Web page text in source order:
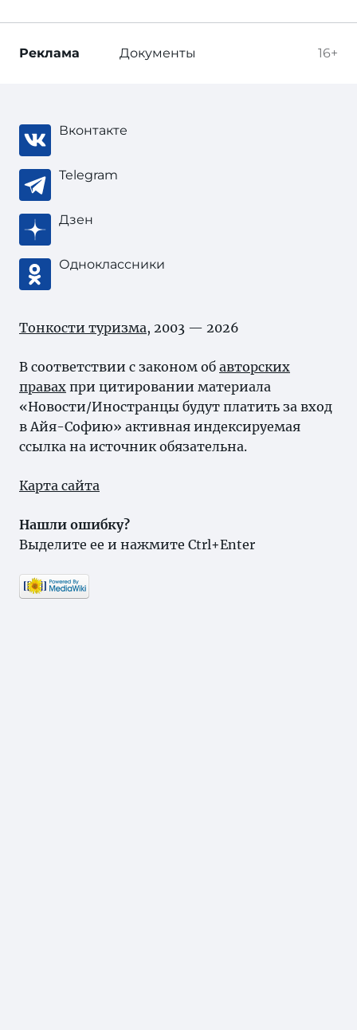
16+
Реклама Документы
Вконтакте
Telegram
Дзен
Одноклассники
Тонкости туризма, 2003 — 2026
В соответствии с законом об авторских
правах при цитировании материала
«Новости/Иностранцы будут платить за вход
в Айя-Софию» активная индексируемая
ссылка на источник обязательна.
Карта сайта
Нашли ошибку?
Выделите ее и нажмите Ctrl+Enter